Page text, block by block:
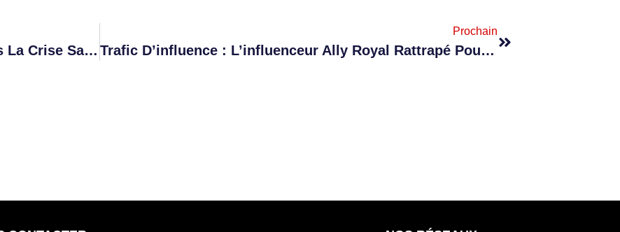
Secteur Touristique : La Relance Ratée Après La Crise Sanitaire, Se Désole Ajay Jhurry
Prochain
Trafic D’influence : L’influenceur Ally Royal Rattrapé Pour Une Affaire De Transformateur